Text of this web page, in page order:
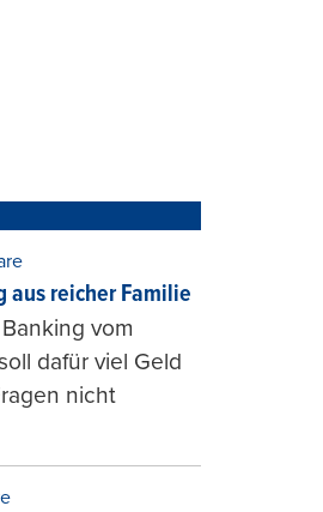
aus reicher Familie
vom
dafür viel Geld
nicht